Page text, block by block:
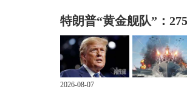
特朗普“黄金舰队”：
2026-08-07